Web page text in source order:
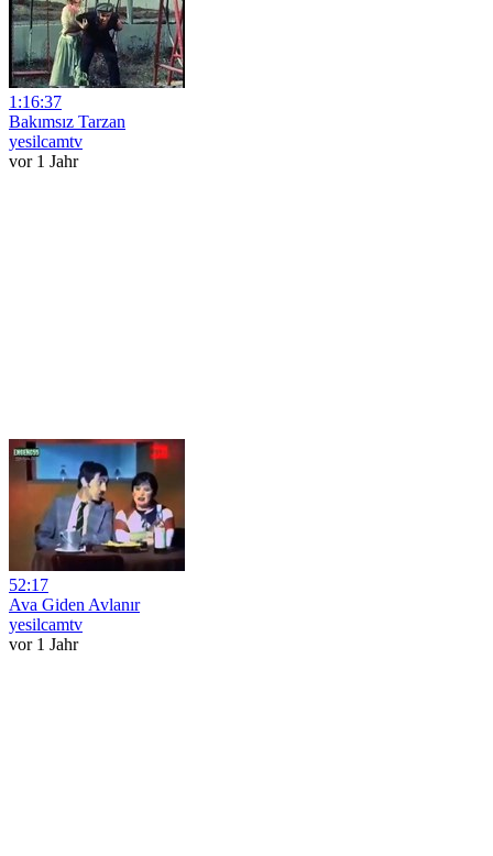
1:16:37
Bakımsız Tarzan
yesilcamtv
vor 1 Jahr
52:17
Ava Giden Avlanır
yesilcamtv
vor 1 Jahr